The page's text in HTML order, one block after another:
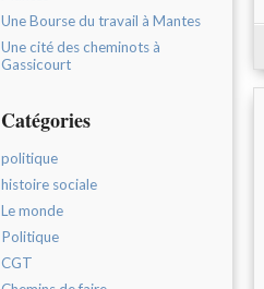
Une Bourse du travail à Mantes
Une cité des cheminots à
Gassicourt
Catégories
politique
histoire sociale
Le monde
Politique
CGT